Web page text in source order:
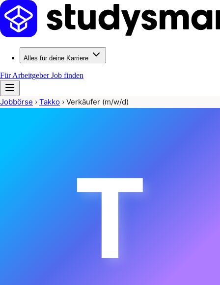
Alles für deine Karriere
Für ArbeitgeberJob finden
Jobbörse › Takko › Verkäufer (m/w/d)
T